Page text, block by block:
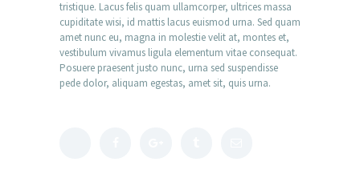
tristique. Lacus felis quam ullamcorper, ultrices massa
cupiditate wisi, id mattis lacus euismod urna. Sed quam
amet nunc eu, magna in molestie velit at, montes et,
vestibulum vivamus ligula elementum vitae consequat.
Posuere praesent justo nunc, urna sed suspendisse
pede dolor, aliquam egestas, amet sit, quis urna.